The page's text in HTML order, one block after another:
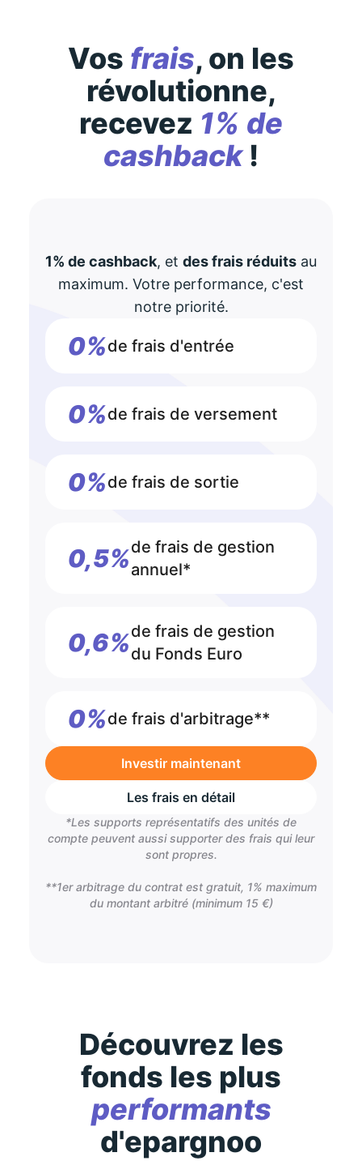
Vos frais, on les
révolutionne,
recevez 1% de
cashback!
1% de cashback, et des frais réduits au
maximum. Votre performance, c'est
notre priorité.
0%de frais d'entrée
0%de frais de versement
0%de frais de sortie
0,5%de frais de gestion
annuel*
0,6%de frais de gestion
du Fonds Euro
0%de frais d'arbitrage**
Investir maintenant
Les frais en détail
*Les supports représentatifs des unités de
compte peuvent aussi supporter des frais qui leur
sont propres.
**1er arbitrage du contrat est gratuit, 1% maximum
du montant arbitré (minimum 15 €)
Découvrez les
fonds les plus
performants
d'epargnoo